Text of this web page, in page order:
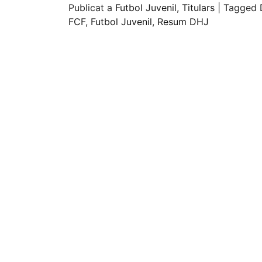
Publicat a Futbol Juvenil, Titulars Tagged
FCF, Futbol Juvenil, Resum DHJ